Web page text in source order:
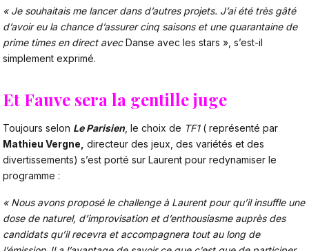
« Je souhai­tais me lancer dans d’autres projets. J’ai été très gâté
d’avoir eu la chance d’assu­rer cinq saisons et une quaran­taine de
prime times en direct avecDanse avec les stars », s’est-il
simplement exprimé.
Et Fauve sera la gentille juge
Toujours selon Le Parisien, le choix de TF1( représenté par
Mathieu Vergne, directeur des jeux, des variétés et des
divertissements) s’est porté sur Laurent pour redynamiser le
programme :
« Nous avons proposé le chal­lenge à Laurent pour qu’il insuffle une
dose de natu­rel, d’impro­vi­sa­tion et d’enthou­siasme auprès des
candi­dats qu’il rece­vra et accom­pa­gnera tout au long de